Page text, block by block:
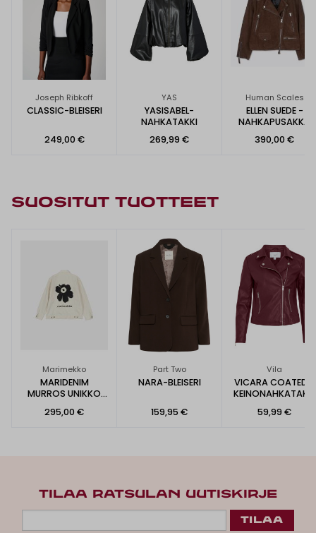
Joseph Ribkoff
CLASSIC-BLEISERI
249,00 €
YAS
YASISABEL-
NAHKATAKKI
269,99 €
Human Scales
ELLEN SUEDE -
NAHKAPUSAKKA
390,00 €
SUOSITUT TUOTTEET
Marimekko
MARIDENIM
MURROS UNIKKO
FARKKUTAKKI
295,00 €
Part Two
NARA-BLEISERI
159,95 €
Vila
VICARA COATED -
KEINONAHKATAKKI
59,99 €
TILAA RATSULAN UUTISKIRJE